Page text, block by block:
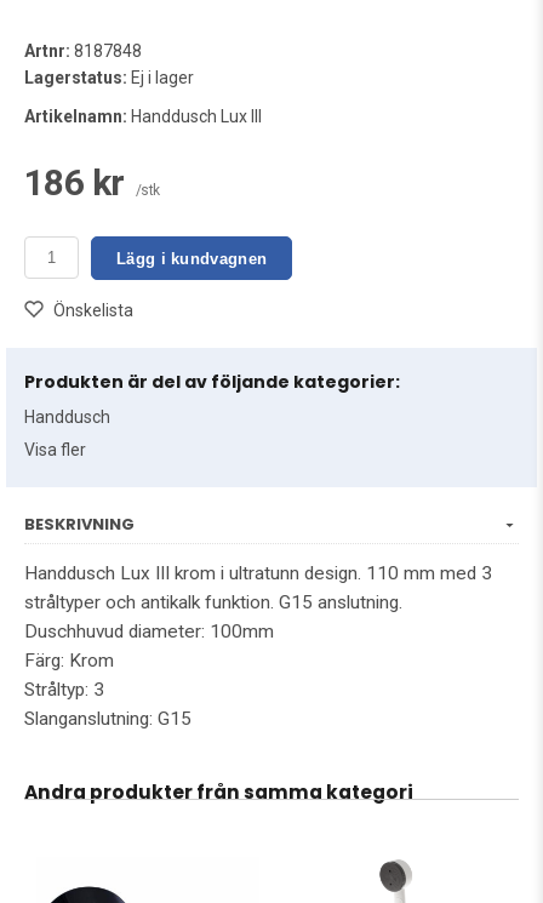
Artnr: 8187848
Lagerstatus: Ej i lager
Artikelnamn: Handdusch Lux III
186 kr /stk
Lägg i kundvagnen
Önskelista
Produkten är del av följande kategorier:
Handdusch
Visa fler
BESKRIVNING
Handdusch Lux III krom i ultratunn design. 110 mm med 3
stråltyper och antikalk funktion. G15 anslutning.
Duschhuvud diameter: 100mm
Färg: Krom
Stråltyp: 3
Slanganslutning: G15
Andra produkter från samma kategori